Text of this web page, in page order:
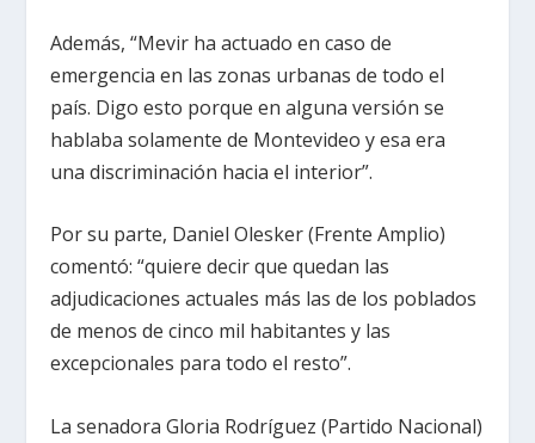
Además, “Mevir ha actuado en caso de
emergencia en las zonas urbanas de todo el
país. Digo esto porque en alguna versión se
hablaba solamente de Montevideo y esa era
una discriminación hacia el interior”.
Por su parte, Daniel Olesker (Frente Amplio)
comentó: “quiere decir que quedan las
adjudicaciones actuales más las de los poblados
de menos de cinco mil habitantes y las
excepcionales para todo el resto”.
La senadora Gloria Rodríguez (Partido Nacional)